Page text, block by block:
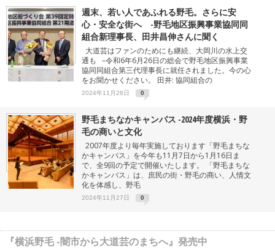
週末、若い人であふれる野毛。さらに安
心・安全な街へ -野毛地区振興事業協同同
組合新理事長、田井昌伸さんに聞く
大道芸はファンのためにも継続、大岡川の水上交
通も –令和6年6月26日の総会で野毛地区振興事業
協同同組合第三代理事長に就任されました。今の心
をお聞かせください。 田井: 協同組合の
2024年11月28日 0
野毛まちなかキャンパス -2024年度横浜・野
毛の商いと文化
2007年度より毎年実施しております「野毛まちな
かキャンパス」を今年も11月7日から1月16日ま
で、全9回の予定で開催いたします。 「野毛まちな
かキャンバス」は、庶民の街・野毛の商い、人情文
化を体感し、野毛
2024年11月27日 0
『横浜野毛 -闇市から大道芸のまちへ』発売中